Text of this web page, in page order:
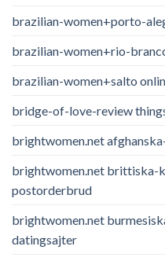
brazilian-women+porto-
brazilian-women+rio-
brazilian-women+salto
bridge-of-love-review
brightwomen.net
brightwomen.net brittiska-
postorderbrud
brightwomen.net
datingsajter